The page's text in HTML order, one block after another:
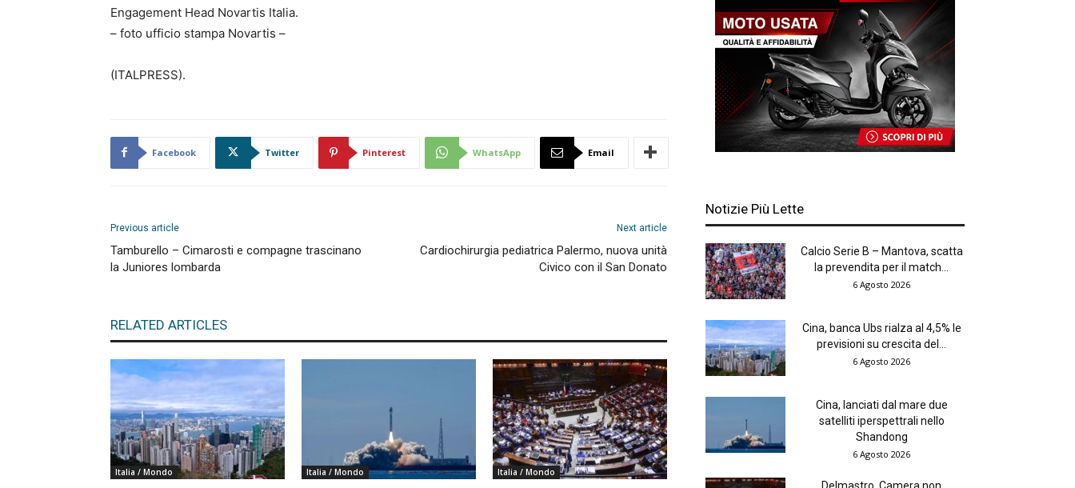
Engagement Head Novartis Italia.
– foto ufficio stampa Novartis –
(ITALPRESS).
Facebook Twitter Pinterest WhatsApp Email
Previous article
Tamburello – Cimarosti e compagne trascinano
la Juniores lombarda
Next article
Cardiochirurgia pediatrica Palermo, nuova unità
Civico con il San Donato
RELATED ARTICLES
Italia / Mondo Italia / Mondo Italia / Mondo
Notizie Più Lette
Calcio Serie B – Mantova, scatta
la prevendita per il match...
6 Agosto 2026
Cina, banca Ubs rialza al 4,5% le
previsioni su crescita del...
6 Agosto 2026
Cina, lanciati dal mare due
satelliti iperspettrali nello
Shandong
6 Agosto 2026